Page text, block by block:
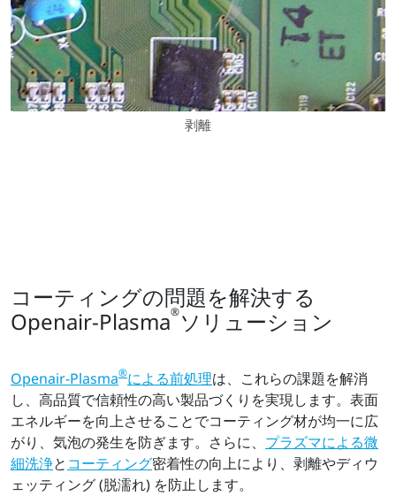
剥離
コーティングの問題を解決する
Openair-Plasma®ソリューション
Openair-Plasma®による前処理は、これらの課題を解消
し、高品質で信頼性の高い製品づくりを実現します。表面
エネルギーを向上させることでコーティング材が均一に広
がり、気泡の発生を防ぎます。さらに、 プラズマによる微
細洗浄と コーティング密着性の向上により、剥離やディウ
ェッティング (脱濡れ) を防止します。